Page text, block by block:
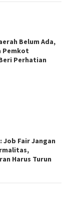
Belum Ada,
Pemkot
Perhatian
Job Fair Jangan
Harus Turun